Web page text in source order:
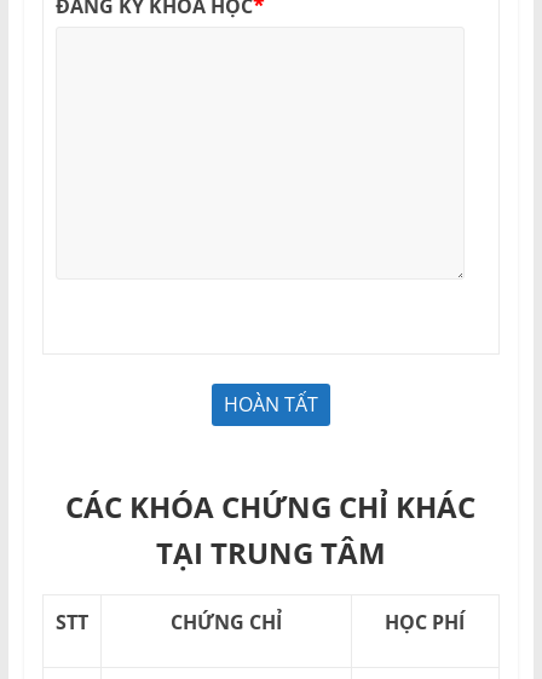
ĐĂNG KÝ KHOÁ HỌC
CÁC KHÓA CHỨNG CHỈ KHÁC
TẠI TRUNG TÂM
STT CHỨNG CHỈ HỌC PHÍ